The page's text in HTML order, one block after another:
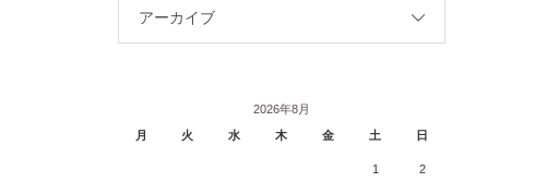
アーカイブ
2026年8月
月
火 水 木 金 土 日
1 2